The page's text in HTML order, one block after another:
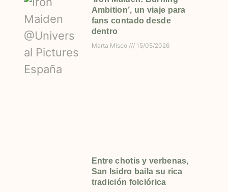
Ambition’, un viaje para
fans contado desde
dentro
Marta Miseo 15/05/2026
Entre chotis y verbenas,
San Isidro baila su rica
tradición folclórica